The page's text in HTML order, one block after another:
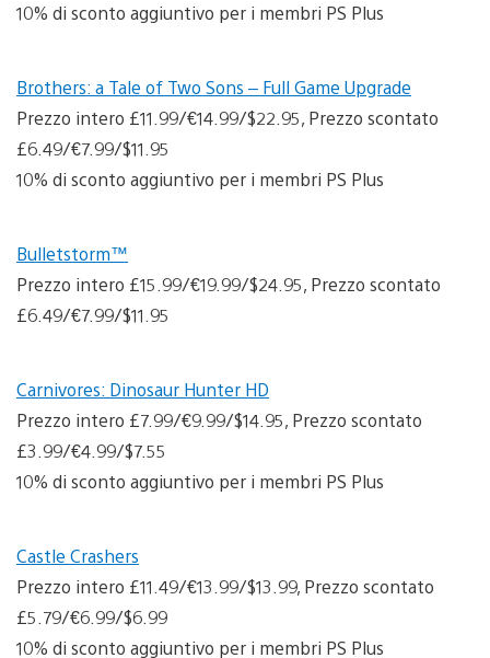
10% di sconto aggiuntivo per i membri PS Plus
Brothers: a Tale of Two Sons – Full Game Upgrade
Prezzo intero £11.99/€14.99/$22.95, Prezzo scontato
£6.49/€7.99/$11.95
10% di sconto aggiuntivo per i membri PS Plus
Bulletstorm™
Prezzo intero £15.99/€19.99/$24.95, Prezzo scontato
£6.49/€7.99/$11.95
Carnivores: Dinosaur Hunter HD
Prezzo intero £7.99/€9.99/$14.95, Prezzo scontato
£3.99/€4.99/$7.55
10% di sconto aggiuntivo per i membri PS Plus
Castle Crashers
Prezzo intero £11.49/€13.99/$13.99, Prezzo scontato
£5.79/€6.99/$6.99
10% di sconto aggiuntivo per i membri PS Plus